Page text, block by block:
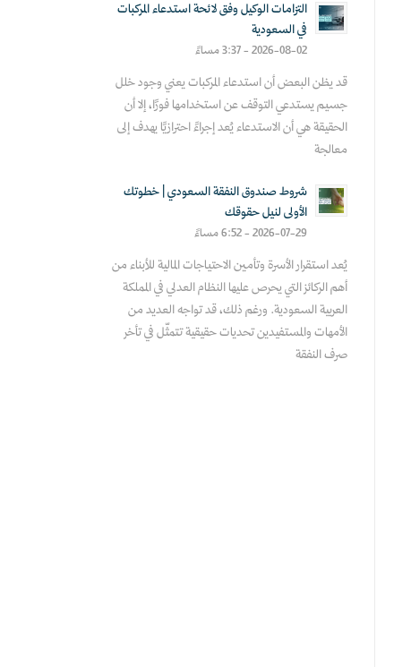
التزامات الوكيل وفق لائحة استدعاء المركبات
في السعودية
2026-08-02 - 3:37 مساءً
قد يظن البعض أن استدعاء المركبات يعني وجود خلل
جسيم يستدعي التوقف عن استخدامها فورًا، إلا أن
الحقيقة هي أن الاستدعاء يُعد إجراءً احترازيًا يهدف إلى
معالجة
شروط صندوق النفقة السعودي | خطوتك
الأولى لنيل حقوقك
2026-07-29 - 6:52 مساءً
يُعد استقرار الأسرة وتأمين الاحتياجات المالية للأبناء من
أهم الركائز التي يحرص عليها النظام العدلي في المملكة
العربية السعودية. ورغم ذلك، قد تواجه العديد من
الأمهات والمستفيدين تحديات حقيقية تتمثّل في تأخر
صرف النفقة